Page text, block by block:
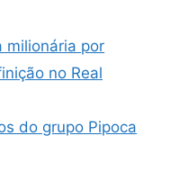
milionária por
no Real
do grupo Pipoca